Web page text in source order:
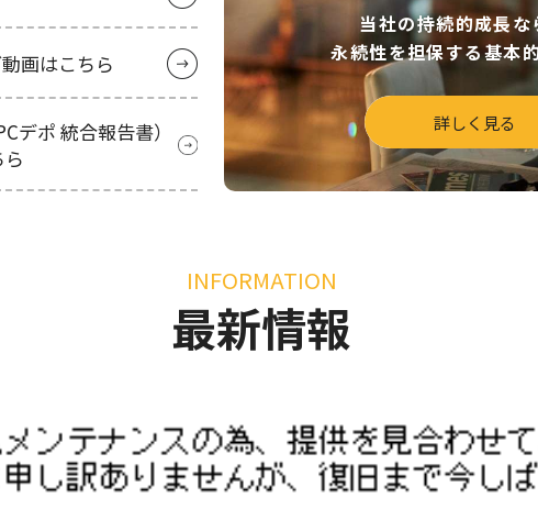
画はこちら
デポ 統合報告書）
当社の持続的成長な
永続性を担保する基本
詳しく見る
INFORMATION
最新情報